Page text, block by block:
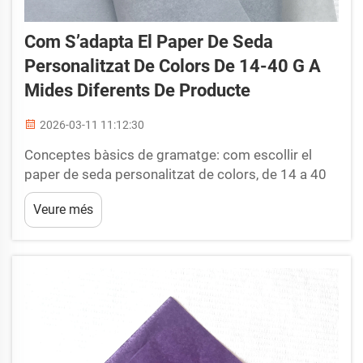
Com S’adapta El Paper De Seda
Personalitzat De Colors De 14-40 G A
Mides Diferents De Producte
2026-03-11 11:12:30
Conceptes bàsics de gramatge: com escollir el
paper de seda personalitzat de colors, de 14 a 40
g, segons la mida i la funció del producte. Escollir
el gramatge adequat (GSM — grams per metre
quadrat) quan es demana paper de seda
Veure més